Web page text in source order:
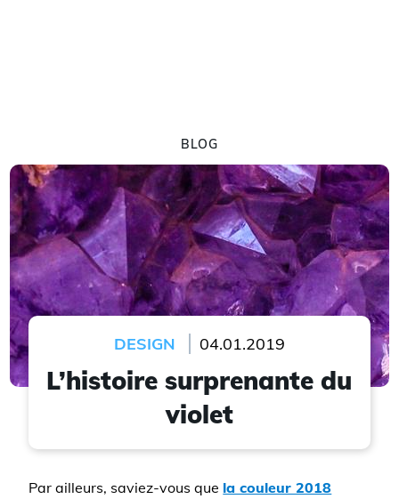
BLOG
DESIGN 04.01.2019
L’histoire surprenante du
violet
Par ailleurs, saviez-vous que la couleur 2018